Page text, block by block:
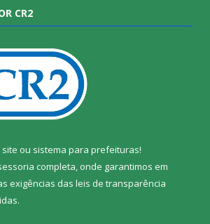
CR2
ou sistema para prefeituras!
completa, onde garantimos em
exigências das leis de transparência